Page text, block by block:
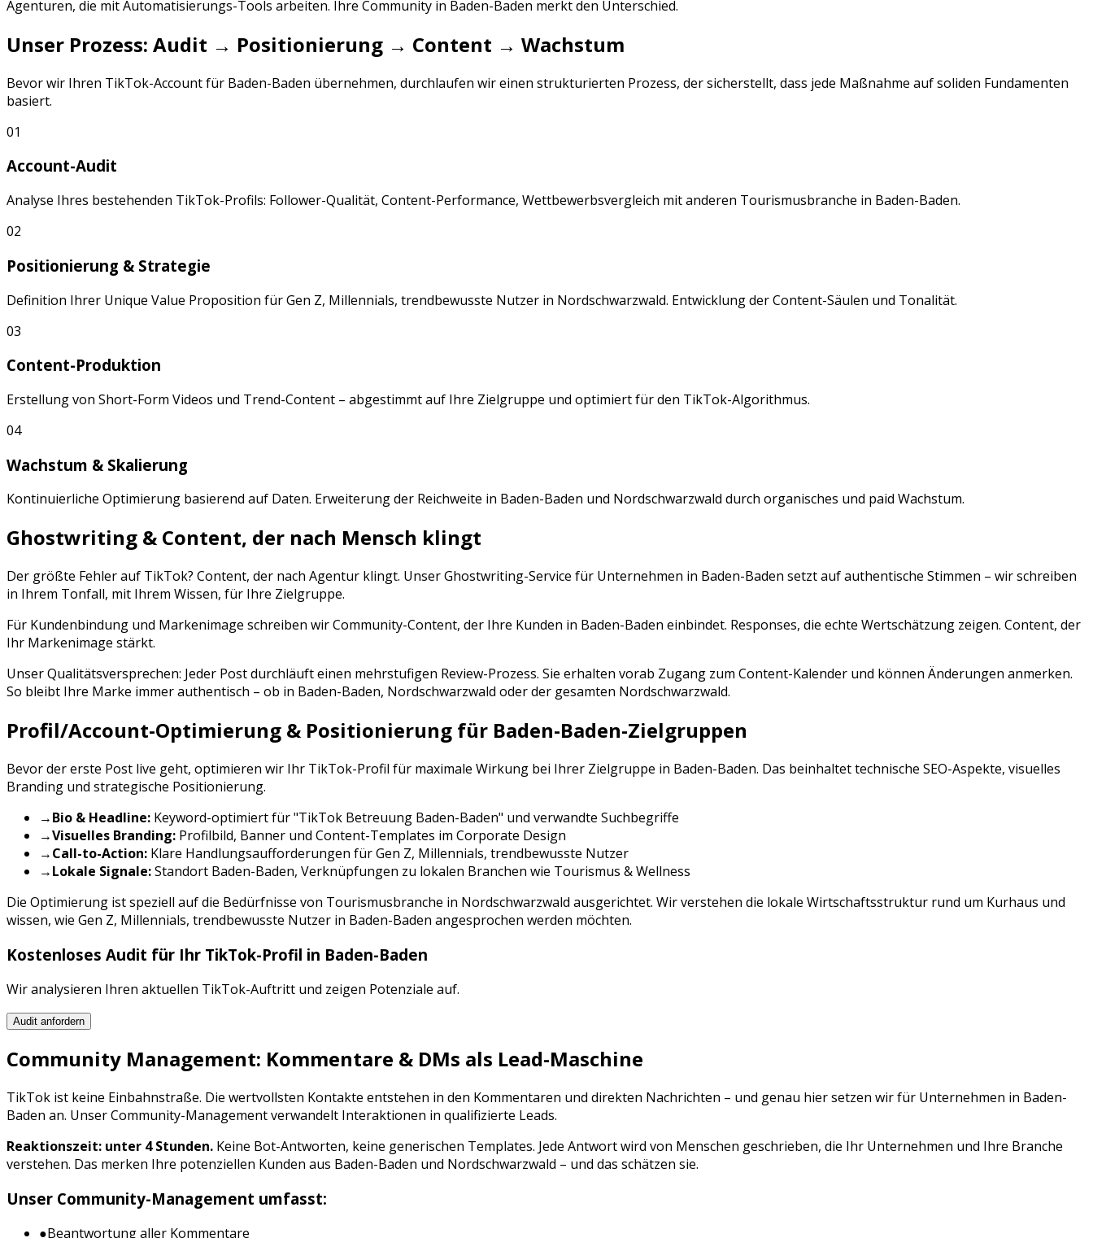
Agenturen, die mit Automatisierungs-Tools arbeiten. Ihre Community in Baden-Baden merkt den Unterschied.
Unser Prozess: Audit → Positionierung → Content → Wachstum
Bevor wir Ihren TikTok-Account für Baden-Baden übernehmen, durchlaufen wir einen strukturierten Prozess, der sicherstellt, dass jede Maßnahme auf soliden Fundamenten
basiert.
01
Account-Audit
Analyse Ihres bestehenden TikTok-Profils: Follower-Qualität, Content-Performance, Wettbewerbsvergleich mit anderen Tourismusbranche in Baden-Baden.
02
Positionierung & Strategie
Definition Ihrer Unique Value Proposition fürGen Z, Millennials, trendbewusste Nutzer in Nordschwarzwald. Entwicklung der Content-Säulen und Tonalität.
03
Content-Produktion
Erstellung von Short-Form Videos und Trend-Content – abgestimmt auf Ihre Zielgruppe und optimiert für den TikTok-Algorithmus.
04
Wachstum & Skalierung
Kontinuierliche Optimierung basierend auf Daten. Erweiterung der Reichweite in Baden-Baden und Nordschwarzwald durch organisches und paid Wachstum.
Ghostwriting & Content, der nach Mensch klingt
Der größte Fehler auf TikTok? Content, der nach Agentur klingt. Unser Ghostwriting-Service für Unternehmen in Baden-Baden setzt auf authentische Stimmen – wir schreiben
in Ihrem Tonfall, mit Ihrem Wissen, für Ihre Zielgruppe.
Für Kundenbindung und Markenimage schreiben wir Community-Content, der Ihre Kunden in Baden-Baden einbindet. Responses, die echte Wertschätzung zeigen. Content, der
Ihr Markenimage stärkt.
Unser Qualitätsversprechen: Jeder Post durchläuft einen mehrstufigen Review-Prozess. Sie erhalten vorab Zugang zum Content-Kalender und können Änderungen anmerken.
So bleibt Ihre Marke immer authentisch – ob in Baden-Baden, Nordschwarzwald oder der gesamten Nordschwarzwald.
Profil/Account-Optimierung & Positionierung für Baden-Baden-Zielgruppen
Bevor der erste Post live geht, optimieren wir Ihr TikTok-Profil für maximale Wirkung bei Ihrer Zielgruppe in Baden-Baden. Das beinhaltet technische SEO-Aspekte, visuelles
Branding und strategische Positionierung.
→Bio & Headline: Keyword-optimiert für "TikTok Betreuung Baden-Baden" und verwandte Suchbegriffe
→Visuelles Branding: Profilbild, Banner und Content-Templates im Corporate Design
→Call-to-Action: Klare Handlungsaufforderungen fürGen Z, Millennials, trendbewusste Nutzer
→Lokale Signale:Standort Baden-Baden, Verknüpfungen zu lokalen Branchen wie Tourismus & Wellness
Die Optimierung ist speziell auf die Bedürfnisse von Tourismusbranche in Nordschwarzwald ausgerichtet. Wir verstehen die lokale Wirtschaftsstruktur rund um Kurhaus und
wissen, wie Gen Z, Millennials, trendbewusste Nutzer in Baden-Baden angesprochen werden möchten.
Kostenloses Audit für Ihr TikTok-Profil in Baden-Baden
Wir analysieren Ihren aktuellen TikTok-Auftritt und zeigen Potenziale auf.
Audit anfordern
Community Management: Kommentare & DMs als Lead-Maschine
TikTok ist keine Einbahnstraße. Die wertvollsten Kontakte entstehen in den Kommentaren und direkten Nachrichten – und genau hier setzen wir für Unternehmen in Baden-
Baden an. Unser Community-Management verwandelt Interaktionen in qualifizierte Leads.
Reaktionszeit: unter 4 Stunden. Keine Bot-Antworten, keine generischen Templates. Jede Antwort wird von Menschen geschrieben, die Ihr Unternehmen und Ihre Branche
verstehen. Das merken Ihre potenziellen Kunden aus Baden-Baden und Nordschwarzwald – und das schätzen sie.
Unser Community-Management umfasst:
●Beantwortung aller Kommentare